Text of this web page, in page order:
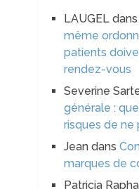
LAUGELdans
même
patients
rendez-vous
Severine
générale :
risques de ne
Jeandans
marques de
Patricia